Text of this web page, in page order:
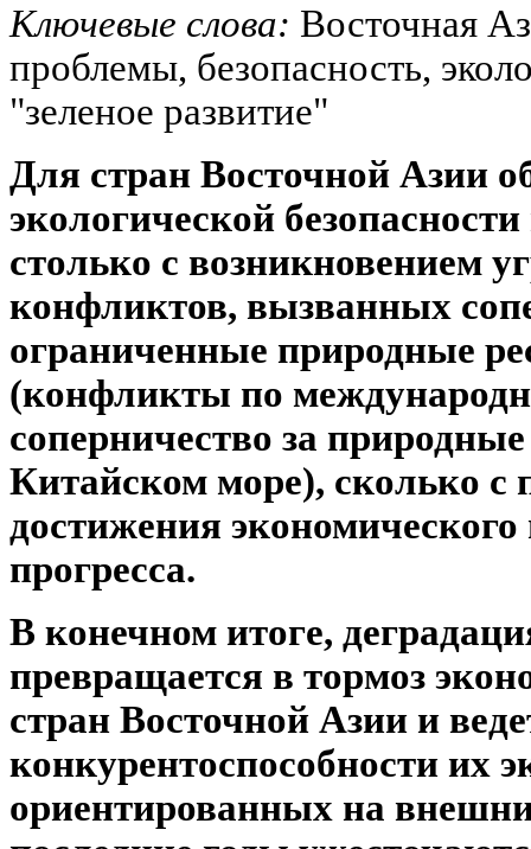
Ключевые слова: Восточная
проблемы, безопасность,
"зеленое развитие"
Для стран Восточной Азии
экологической
столько с возникновением
конфликтов, вызванных
ограниченные природные
(конфликты по
соперничество за
Китайском море), сколько с
достижения экономического
прогресса.
В конечном итоге,
превращается в тормоз
стран Восточной Азии и
конкурентоспособности их
ориентированных на